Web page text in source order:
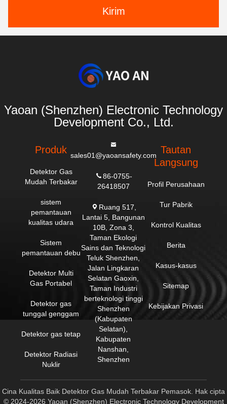
Kirim
Yaoan (Shenzhen) Electronic Technology
Development Co., Ltd.
Produk
Detektor Gas
Mudah Terbakar
sistem
pemantauan
kualitas udara
Sistem
pemantauan debu
Detektor Multi
Gas Portabel
Detektor gas
tunggal genggam
Detektor gas tetap
Detektor Radiasi
Nuklir
sales01@yaoansafety.com
86-0755-
26418507
Ruang 517,
Lantai 5, Bangunan
10B, Zona 3,
Taman Ekologi
Sains dan Teknologi
Teluk Shenzhen,
Jalan Lingkaran
Selatan Gaoxin,
Taman Industri
berteknologi tinggi
Shenzhen
(Kabupaten
Selatan),
Kabupaten
Nanshan,
Shenzhen
Tautan
Langsung
Profil Perusahaan
Tur Pabrik
Kontrol Kualitas
Berita
Kasus-kasus
Sitemap
Kebijakan Privasi
Cina Kualitas Baik Detektor Gas Mudah Terbakar Pemasok. Hak cipta
© 2024-2026 Yaoan (Shenzhen) Electronic Technology Development